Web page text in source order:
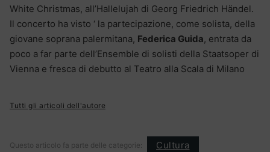
White Christmas, all’Hallelujah di Georg Friedrich Händel.
Il concerto ha visto ‘ la partecipazione, come solista, della
giovane soprana palermitana, Federica Guida, entrata da
poco a far parte dell’Ensemble di solisti della Staatsoper di
Vienna e fresca di debutto al Teatro alla Scala di Milano
Tutti gli articoli dell'autore
Questo articolo fa parte delle categorie: Cultura